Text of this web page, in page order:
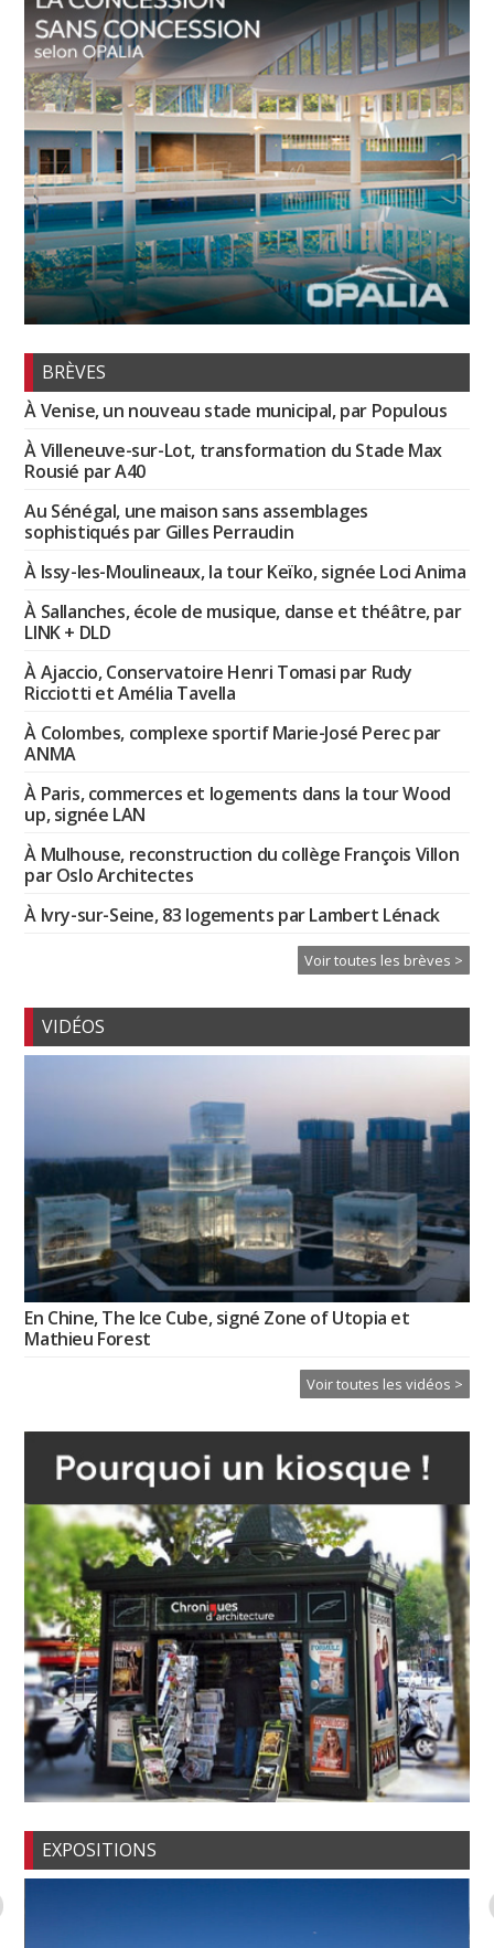
BRÈVES
À Venise, un nouveau stade municipal, par Populous
À Villeneuve-sur-Lot, transformation du Stade Max
Rousié par A40
Au Sénégal, une maison sans assemblages
sophistiqués par Gilles Perraudin
À Issy-les-Moulineaux, la tour Keïko, signée Loci Anima
À Sallanches, école de musique, danse et théâtre, par
LINK + DLD
À Ajaccio, Conservatoire Henri Tomasi par Rudy
Ricciotti et Amélia Tavella
À Colombes, complexe sportif Marie-José Perec par
ANMA
À Paris, commerces et logements dans la tour Wood
up, signée LAN
À Mulhouse, reconstruction du collège François Villon
par Oslo Architectes
À Ivry-sur-Seine, 83 logements par Lambert Lénack
Voir toutes les brèves >
VIDÉOS
En Chine, The Ice Cube, signé Zone of Utopia et
Mathieu Forest
Voir toutes les vidéos >
EXPOSITIONS